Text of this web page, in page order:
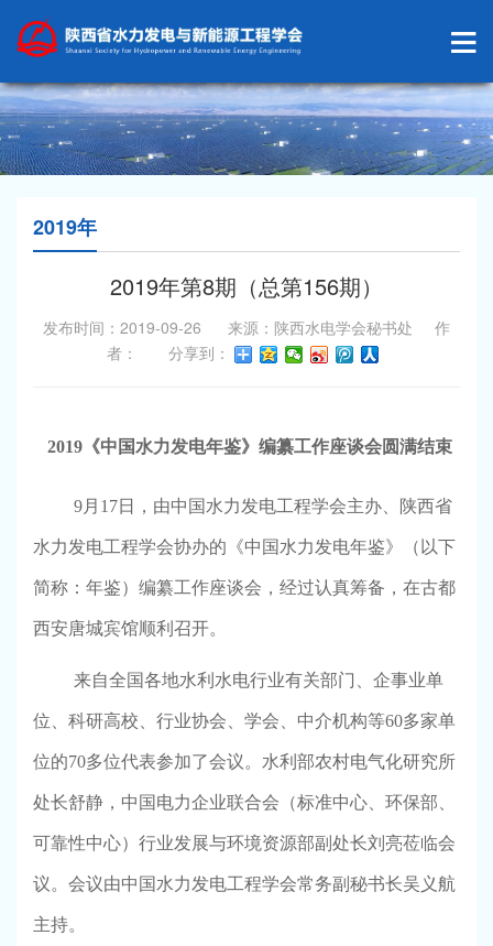
2019年
2019年第8期（总第156期）
发布时间：2019-09-26 来源：陕西水电学会秘书处 作
者： 分享到：
2019《中国水力发电年鉴》编纂工作座谈会圆满结束
9月 17日，由中国水力发电工程学会主办、陕西省
水力发电工程学会协办的《中国水力发电年鉴》（以下
简称：年鉴）编纂工作座谈会，经过认真筹备，在古都
西安唐城宾馆顺利召开。
来自全国各地水利水电行业有关部门、企事业单
位、科研高校、行业协会、学会、中介机构等60多家单
位的70多位代表参加了会议。水利部农村电气化研究所
处长舒静，中国电力企业联合会（标准中心、环保部、
可靠性中心）行业发展与环境资源部副处长刘亮莅临会
议。会议由中国水力发电工程学会常务副秘书长吴义航
主持。